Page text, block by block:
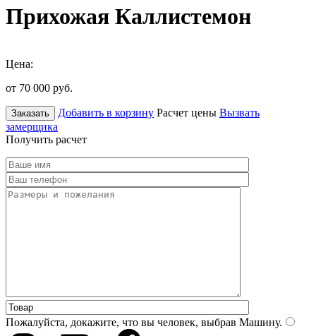
Прихожая Каллистемон
Цена:
от 70 000 руб.
Заказать Добавить в корзину Расчет цены Вызвать
замерщика
Получить расчет
Пожалуйста, докажите, что вы человек, выбрав Машину.